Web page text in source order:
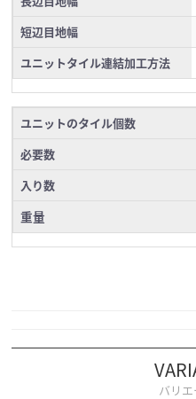
短辺目地幅
ユニットタイル連結加工方法
ユニットのタイル個数
必要数
入り数
重量
バリ